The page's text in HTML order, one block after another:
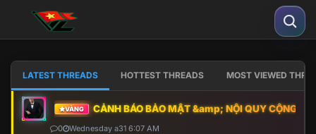
LATEST THREADS HOTTEST THREADS MOST VIEWED
VÀNG CẢNH BÁO BẢO MẬT &amp; NỘI QUY CỘNG
0 Wednesday a31 6:07 AM